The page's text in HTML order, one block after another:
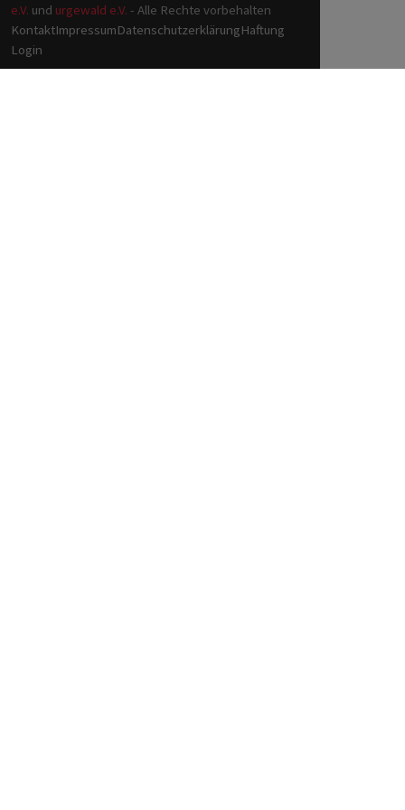
e.V. und urgewald e.V. - Alle Rechte vorbehalten
KontaktImpressumDatenschutzerklärungHaftung
Login